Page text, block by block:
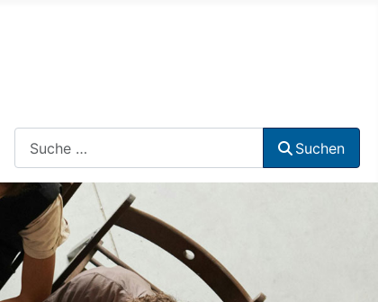
Suchen